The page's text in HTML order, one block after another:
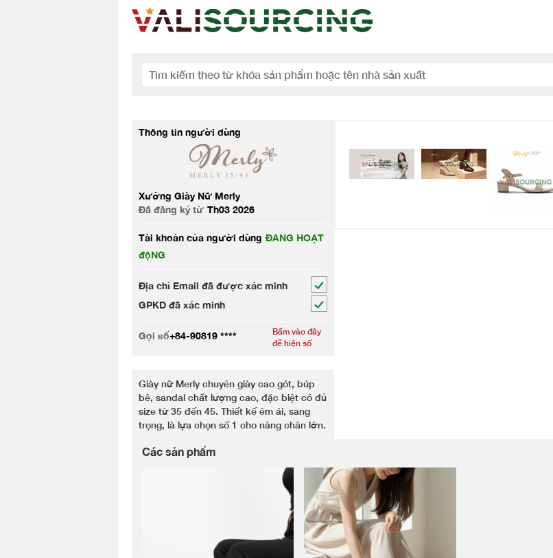
Thông tin người dùng
Xưởng Giày Nữ Merly
Đã đăng ký từ Th03 2026
Tài khoản của người dùng ĐANG HOẠT
độNG
Địa chỉ Email đã được xác minh
GPKD đã xác minh
Gọi số+84-90819 ****
Bấm vào đây
để hiện số
Giày nữ Merly chuyên giày cao gót, búp
bê, sandal chất lượng cao, đặc biệt có đủ
size từ 35 đến 45. Thiết kế êm ái, sang
trọng, là lựa chọn số 1 cho nàng chân lớn.
Các sản phẩm